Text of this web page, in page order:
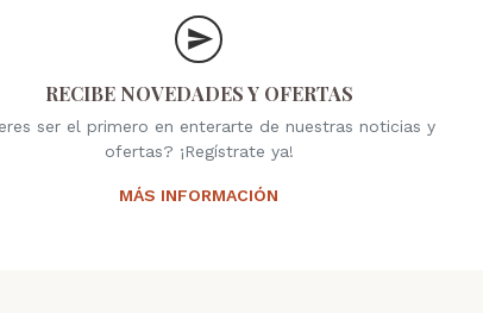
RECIBE NOVEDADES Y OFERTAS
ser el primero en enterarte de nuestras noticias y
ofertas? ¡Regístrate ya!
MÁS INFORMACIÓN